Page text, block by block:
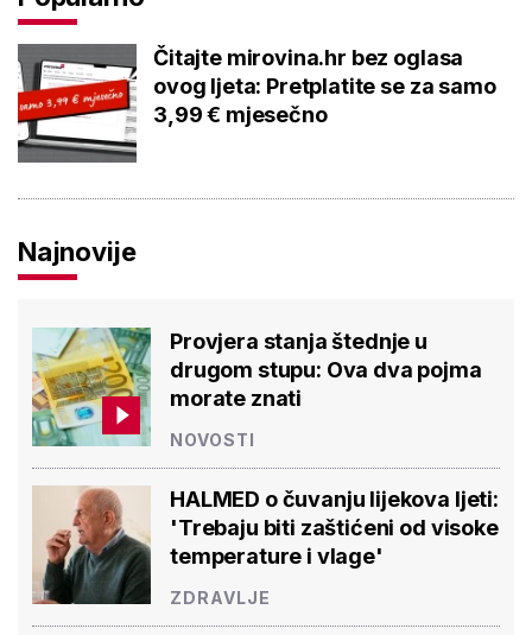
Čitajte mirovina.hr bez oglasa
ovog ljeta: Pretplatite se za samo
3,99 € mjesečno
Najnovije
Provjera stanja štednje u
drugom stupu: Ova dva pojma
morate znati
NOVOSTI
HALMED o čuvanju lijekova ljeti:
'Trebaju biti zaštićeni od visoke
temperature i vlage'
ZDRAVLJE